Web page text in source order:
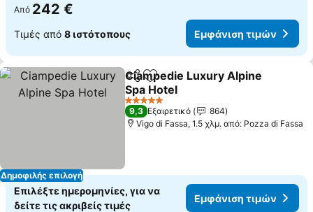
Από 242 €
Τιμές από 8 ιστότοπους Εμφάνιση τιμών
Δημοφιλής επιλογή
Κοινοποίηση
Προσθήκη στα αγαπημένα
Ciampedie Luxury Alpine
Spa Hotel
Εμφάνιση τιμών
5 Αστέρια
9,3 Εξαιρετικό
864
Vigo di Fassa, 1.5 χλμ. από: Pozza di Fassa
Επιλέξτε ημερομηνίες, για να
δείτε τις ακριβείς τιμές
Εμφάνιση τιμών